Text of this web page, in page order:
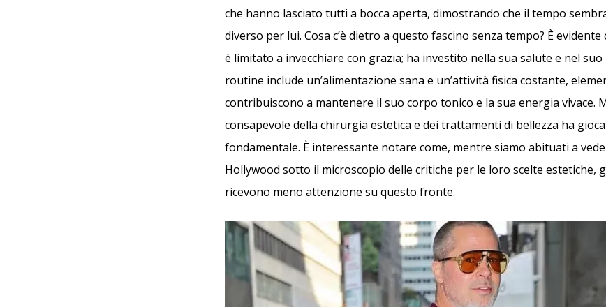
che hanno lasciato tutti a bocca aperta, dimostrando che il tempo
diverso per lui. Cosa c’è dietro a questo fascino senza tempo? È
è limitato a invecchiare con grazia; ha investito nella sua salute e nel suo
routine include un’alimentazione sana e un’attività fisica costante,
contribuiscono a mantenere il suo corpo tonico e la sua energia vivace.
consapevole della chirurgia estetica e dei trattamenti di bellezza ha
fondamentale. È interessante notare come, mentre siamo abituati a
Hollywood sotto il microscopio delle critiche per le loro scelte estetiche,
ricevono meno attenzione su questo fronte.